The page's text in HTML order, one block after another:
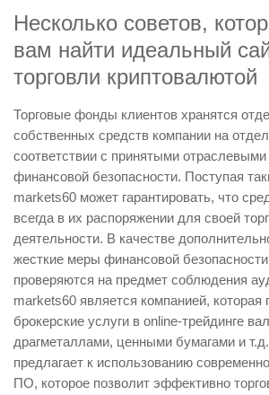
Несколько советов,
вам найти идеальный
торговли криптовалютой
Торговые фонды клиентов хранятся
собственных средств компании на
соответствии с принятыми
финансовой безопасности. Поступая
markets60 может гарантировать, что
всегда в их распоряжении для своей
деятельности. В качестве
жесткие меры финансовой
проверяются на предмет соблюдения
markets60 является компанией, которая
брокерские услуги в online-трейдинге
драгметаллами, ценными бумагами и
предлагает к использованию
ПО, которое позволит эффективно